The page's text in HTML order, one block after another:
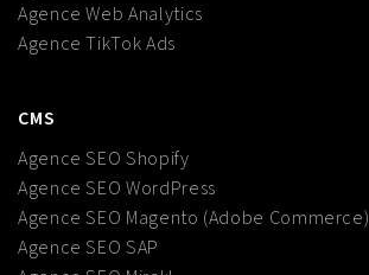
Agence Web Analytics
Agence TikTok Ads
CMS
Agence SEO Shopify
Agence SEO WordPress
Agence SEO Magento (Adobe Commerce)
Agence SEO SAP